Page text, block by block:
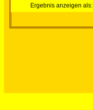
Ergebnis anzeigen als: